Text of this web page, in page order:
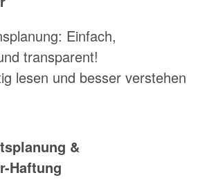
Einfach,
transparent!
lesen und besser verstehen
&
Haftung